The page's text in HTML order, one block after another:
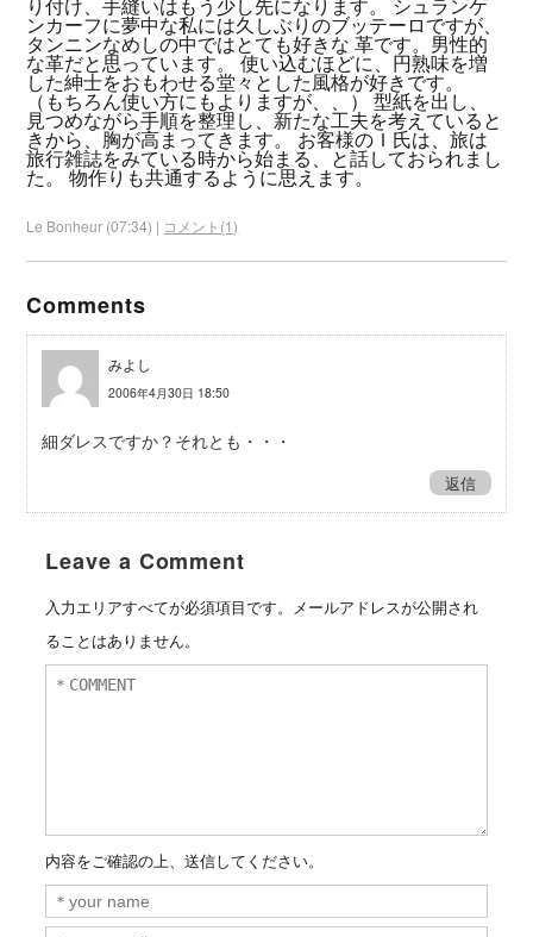
ンカーフに夢中な私には久しぶりのブッテーロですが、
タンニンなめしの中ではとても好きな 革です。男性的
な革だと思っています。 使い込むほどに、円熟味を増
した紳士をおもわせる堂々とした風格が好きです。
（もちろん使い方にもよりますが、、） 型紙を出し、
見つめながら手順を整理し、新たな工夫を考えていると
きから、胸が高まってきます。 お客様のＩ氏は、旅は
旅行雑誌をみている時から始まる、と話しておられまし
た。 物作りも共通するように思えます。
Le Bonheur (07:34) | コメント(1)
Comments
みよし
2006年4月30日 18:50
細ダレスですか？それとも・・・
返信
Leave a Comment
入力エリアすべてが必須項目です。メールアドレスが公開され
ることはありません。
内容をご確認の上、送信してください。